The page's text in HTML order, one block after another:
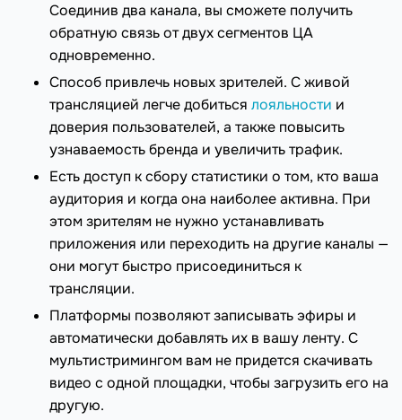
Соединив два канала, вы сможете получить
обратную связь от двух сегментов ЦА
одновременно.
Способ привлечь новых зрителей. С живой
трансляцией легче добиться лояльности и
доверия пользователей, а также повысить
узнаваемость бренда и увеличить трафик.
Есть доступ к сбору статистики о том, кто ваша
аудитория и когда она наиболее активна. При
этом зрителям не нужно устанавливать
приложения или переходить на другие каналы —
они могут быстро присоединиться к
трансляции.
Платформы позволяют записывать эфиры и
автоматически добавлять их в вашу ленту. С
мультистримингом вам не придется скачивать
видео с одной площадки, чтобы загрузить его на
другую.